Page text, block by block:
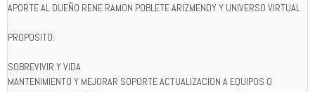
APORTE AL DUEÑO RENE RAMON POBLETE ARIZMENDY Y UNIVERSO VIRTUAL
PROPOSITO:
SOBREVIVIR Y VIDA
MANTENIMIENTO Y MEJORAR SOPORTE ACTUALIZACION A EQUIPOS O